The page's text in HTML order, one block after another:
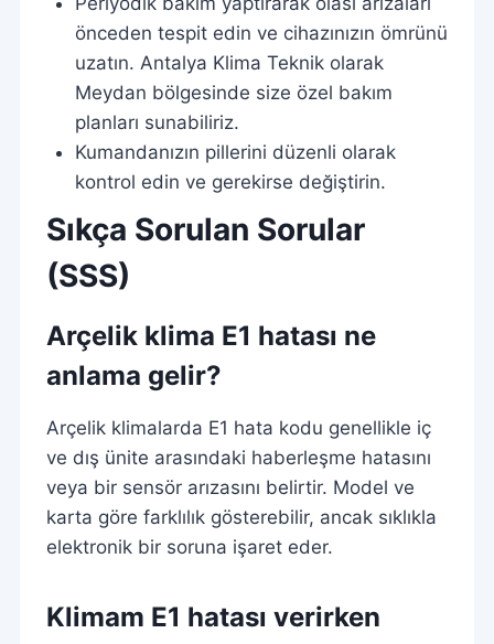
önceden tespit edin ve cihazınızın ömrünü
uzatın. Antalya Klima Teknik olarak
Meydan bölgesinde size özel bakım
planları sunabiliriz.
Kumandanızın pillerini düzenli olarak
kontrol edin ve gerekirse değiştirin.
Sıkça Sorulan Sorular
(SSS)
Arçelik klima E1 hatası ne
anlama gelir?
Arçelik klimalarda E1 hata kodu genellikle iç
ve dış ünite arasındaki haberleşme hatasını
veya bir sensör arızasını belirtir. Model ve
karta göre farklılık gösterebilir, ancak sıklıkla
elektronik bir soruna işaret eder.
Klimam E1 hatası verirken